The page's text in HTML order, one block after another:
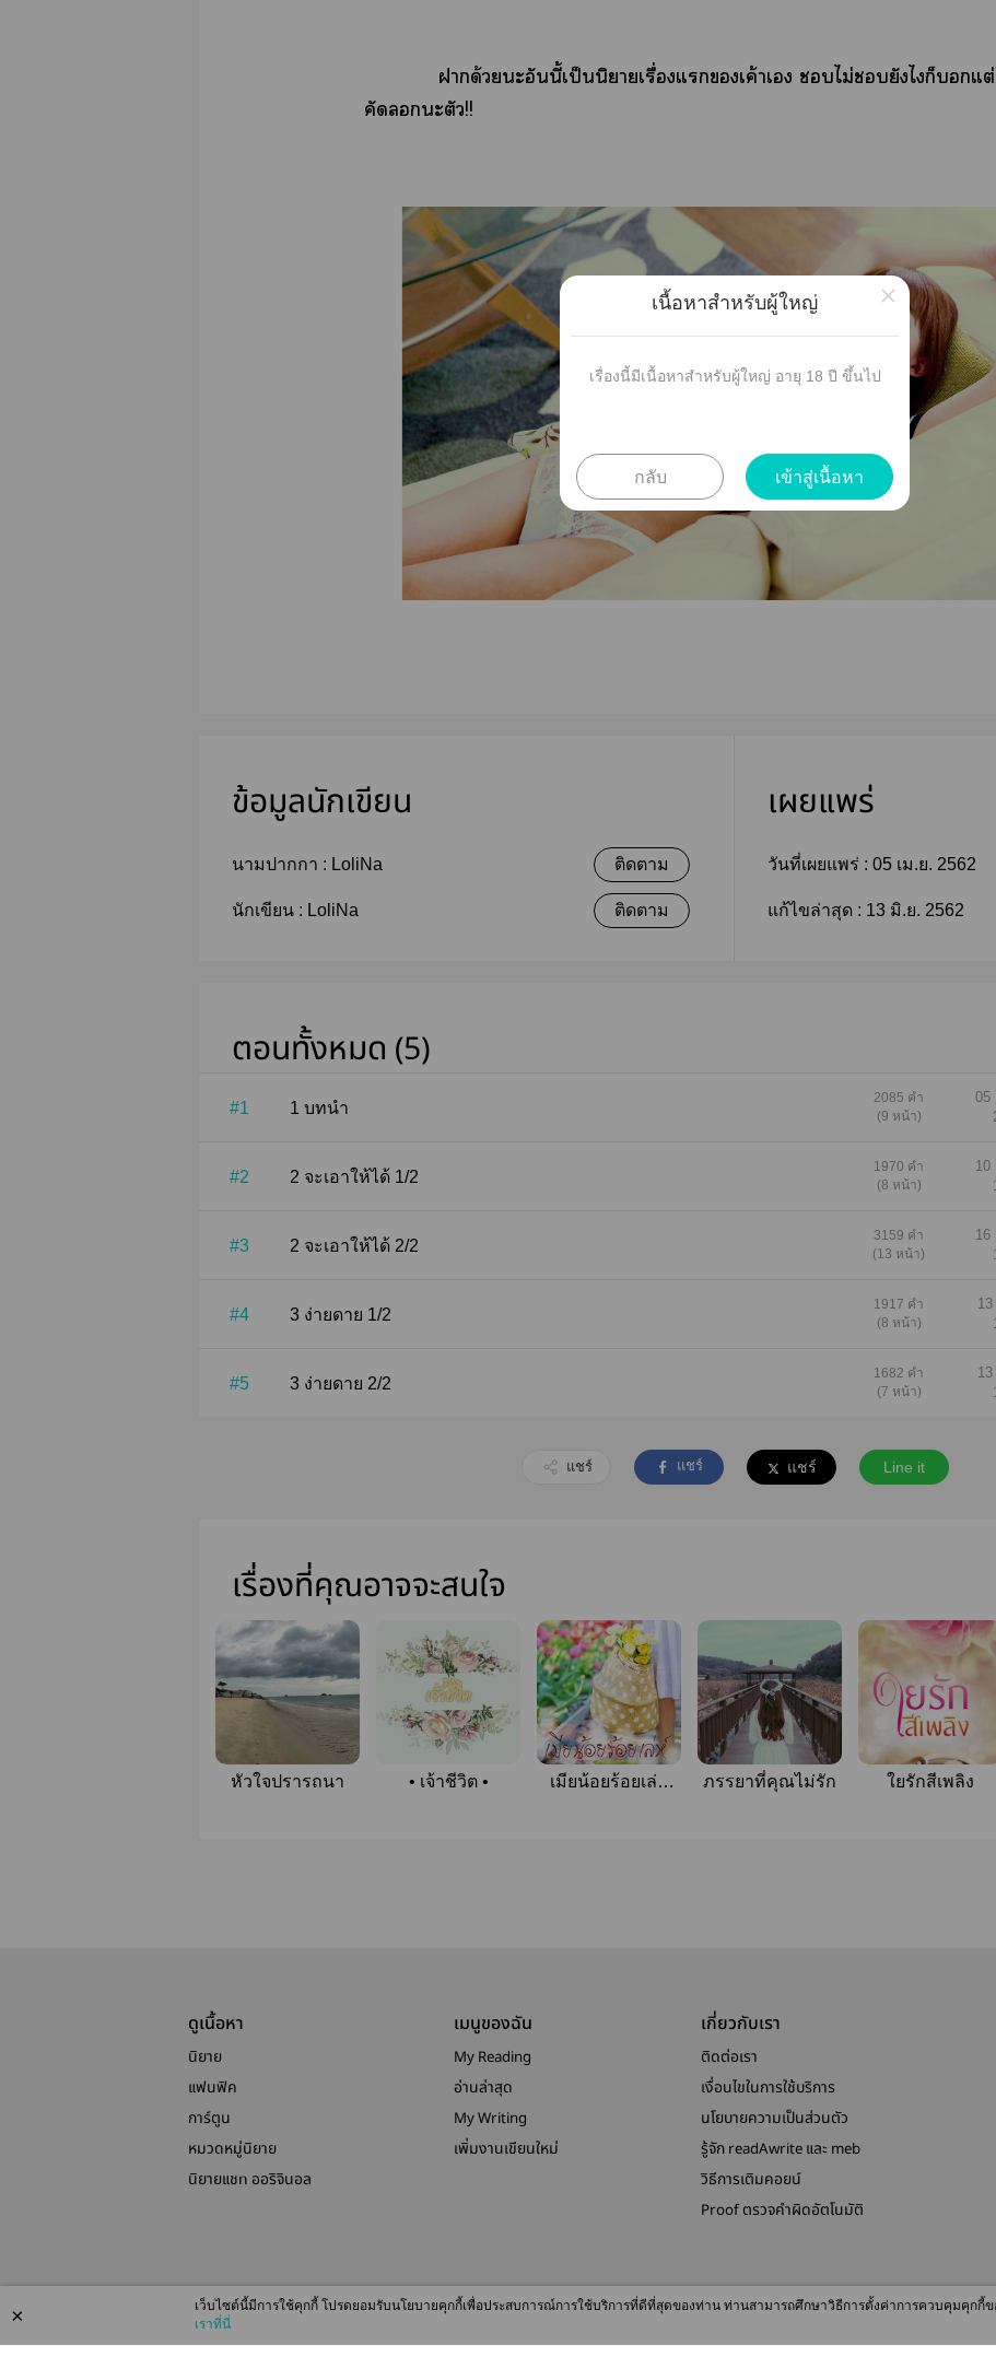
าด้วยะอันนี้เป็นนิยายเรื่องแเค้าเ ไม่ยังไก็แ
คัดะตัว!!
ข้อมูลนักเขียน
นามปากกา : LoliNa ติดตาม
นักเขียน : LoliNa ติดตาม
เผยแพร่
วันที่เผยแพร่ : 05 เม.ย. 2562
แก้ไขล่าสุด : 13 มิ.ย. 2562
ตอนทั้งหมด (5)
#1 1 บทนำ
2085 คำ
(9 หน้า)
05
#2 2 จะเอาให้ได้ 1/2
1970 คำ
(8 หน้า)
10
#3 2 จะเอาให้ได้ 2/2
3159 คำ
(13 หน้า)
16
#4 3 ง่ายดาย 1/2
1917 คำ
(8 หน้า)
#5 3 ง่ายดาย 2/2
1682 คำ
(7 หน้า)
แชร์ แชร์ แชร์ Line it
เรื่องที่คุณอาจจะสนใจ
หัวใจปรารถนา • เจ้าชีวิต •
เมียน้อยร้อยเล่ห์
ภรรยาที่คุณไม่รัก ใยรักสีเพลิง
ดูเนื้อหา
นิยาย
แฟนฟิค
การ์ตูน
หมวดหมู่นิยาย
นิยายแชท ออริจินอล
เมนูของฉัน
My Reading
อ่านล่าสุด
My Writing
เพิ่มงานเขียนใหม่
เกี่ยวกับเรา
ติดต่อเรา
เงื่อนไขในการใช้บริการ
นโยบายความเป็นส่วนตัว
รู้จัก readAwrite และ meb
วิธีการเติมคอยน์
Proof ตรวจคำผิดอัตโนมัติ
© 2026 readAwrite.com by MEB Corporation Public Company Limited
This site is protected by reCAPTCHA and the Google
× เว็บไซต์นี้มีการใช้คุกกี้ โปรดยอมรับนโยบายคุกกี้เพื่อประสบการณ์การใช้บริการที่ดีที่สุดของท่าน ท่านสามารถศึกษาวิธีการตั้งค่าการควบคุมคุกกี้
เราที่นี่
เนื้อหาสำหรับผู้ใหญ่
เรื่องนี้มีเนื้อหาสำหรับผู้ใหญ่ อายุ 18 ปี ขึ้นไป
กลับ เข้าสู่เนื้อหา
×